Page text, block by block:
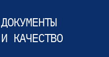
ДОКУМЕНТЫ
И КАЧЕСТВО